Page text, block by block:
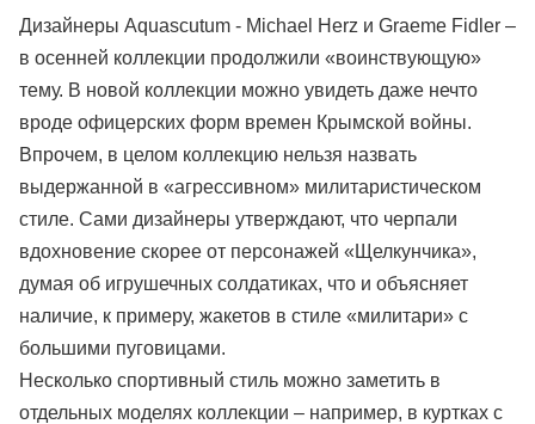
Дизайнеры Aquascutum - Michael Herz и Graeme Fidler –
в осенней коллекции продолжили «воинствующую»
тему. В новой коллекции можно увидеть даже нечто
вроде офицерских форм времен Крымской войны.
Впрочем, в целом коллекцию нельзя назвать
выдержанной в «агрессивном» милитаристическом
стиле. Сами дизайнеры утверждают, что черпали
вдохновение скорее от персонажей «Щелкунчика»,
думая об игрушечных солдатиках, что и объясняет
наличие, к примеру, жакетов в стиле «милитари» с
большими пуговицами.
Несколько спортивный стиль можно заметить в
отдельных моделях коллекции – например, в куртках с